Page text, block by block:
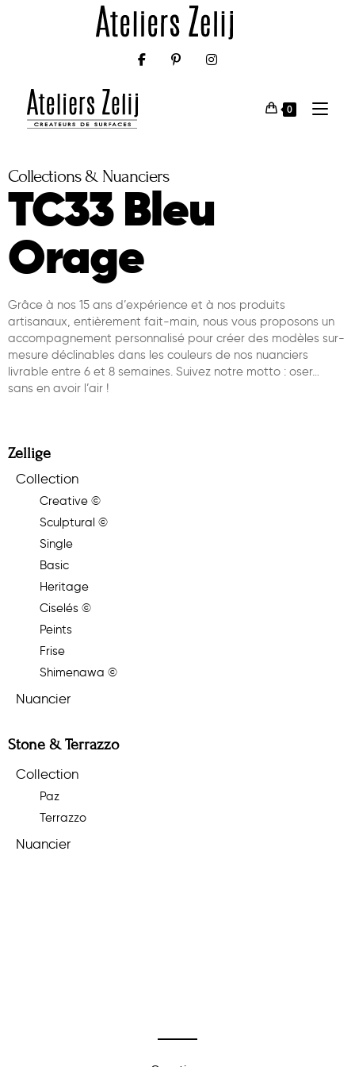
0
Collections & Nuanciers
TC33 Bleu
Orage
Grâce à nos 15 ans d’expérience et à nos produits
artisanaux, entièrement fait-main, nous vous proposons un
accompagnement personnalisé pour créer des modèles sur-
mesure déclinables dans les couleurs de nos nuanciers
livrable entre 6 et 8 semaines. Suivez notre motto : oser…
sans en avoir l’air !
Zellige
Collection
Creative ©
Sculptural ©
Single
Basic
Heritage
Ciselés ©
Peints
Frise
Shimenawa ©
Nuancier
Stone & Terrazzo
Collection
Paz
Terrazzo
Nuancier